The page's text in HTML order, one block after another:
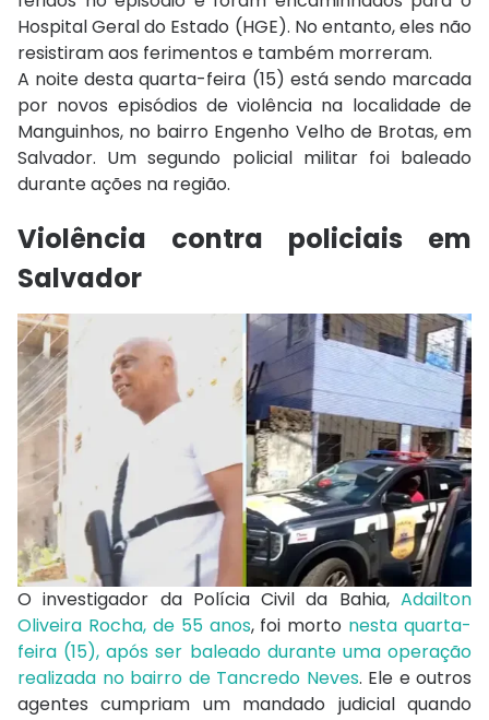
Hospital Geral do Estado (HGE). No entanto, eles não
resistiram aos ferimentos e também morreram.
A noite desta quarta-feira (15) está sendo marcada
por novos episódios de violência na localidade de
Manguinhos, no bairro Engenho Velho de Brotas, em
Salvador. Um segundo policial militar foi baleado
durante ações na região.
Violência contra policiais em
Salvador
O investigador da Polícia Civil da Bahia, Adailton
Oliveira Rocha, de 55 anos, foi morto nesta quarta-
feira (15), após ser baleado durante uma operação
realizada no bairro de Tancredo Neves. Ele e outros
agentes cumpriam um mandado judicial quando